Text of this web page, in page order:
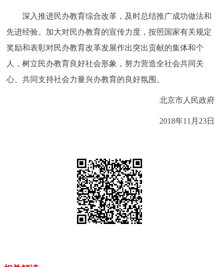
深入推进民办教育综合改革，及时总结推广成功做法和
先进经验。加大对民办教育的宣传力度，按照国家有关规定
奖励和表彰对民办教育改革发展作出突出贡献的集体和个
人，树立民办教育良好社会形象，努力营造全社会共同关
心、共同支持社会力量兴办教育的良好氛围。
北京市人民政府
2018年11月23日